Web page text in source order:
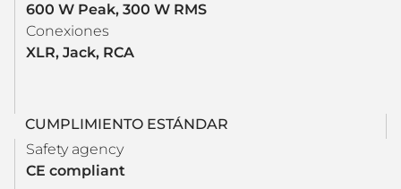
600 W Peak, 300 W RMS
Conexiones
XLR, Jack, RCA
CUMPLIMIENTO ESTÁNDAR
Safety agency
CE compliant